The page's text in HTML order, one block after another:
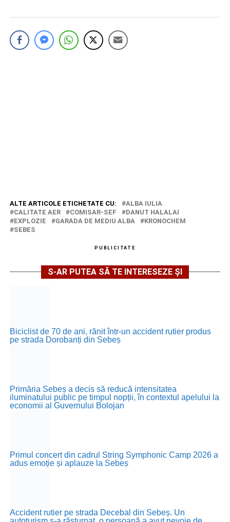
ALTE ARTICOLE ETICHETATE CU:
ALBA IULIA
CALITATE AER
COMISAR-SEF
DANUT HALALAI
EXPLOZIE
GARADA DE MEDIU ALBA
KRONOCHEM
SEBES
PUBLICITATE
S-AR PUTEA SĂ TE INTERESEZE ȘI
Biciclist de 70 de ani, rănit într-un accident rutier produs
pe strada Dorobanți din Sebeș
Primăria Sebeș a decis să reducă intensitatea
iluminatului public pe timpul nopții, în contextul apelului la
economii al Guvernului Bolojan
Primul concert din cadrul String Symphonic Camp 2026 a
adus emoție și aplauze la Sebeș
Accident rutier pe strada Decebal din Sebeș. Un